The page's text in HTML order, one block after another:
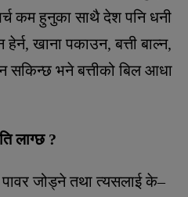
कम हुनुका साथै देश पनि धनी
खाना पकाउन, बत्ती बाल्न,
सकिन्छ भने बत्तीको बिल आधा
लाग्छ ?
जोड्ने तथा त्यसलाई के–